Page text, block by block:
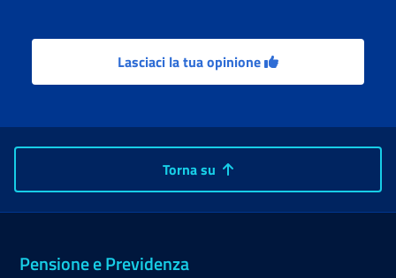
Lasciaci la tua opinione
Torna su
Pensione e Previdenza